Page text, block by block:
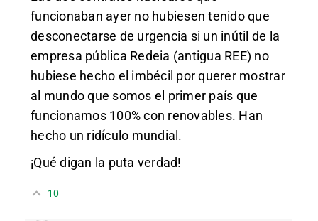
funcionaban ayer no hubiesen tenido que
desconectarse de urgencia si un inútil de la
empresa pública Redeia (antigua REE) no
hubiese hecho el imbécil por querer mostrar
al mundo que somos el primer país que
funcionamos 100% con renovables. Han
hecho un ridículo mundial.
¡Qué digan la puta verdad!
10